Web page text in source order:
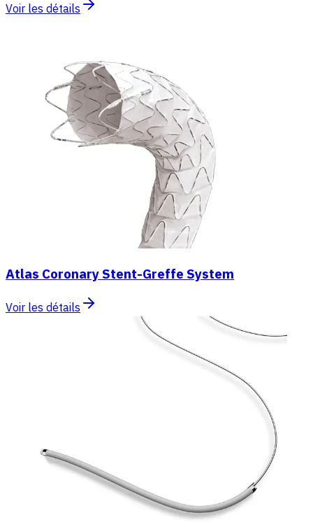
Voir les détails
Atlas Coronary Stent-Greffe System
Voir les détails